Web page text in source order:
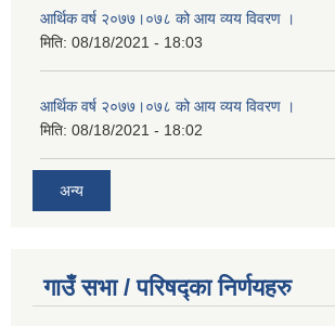
आर्थिक वर्ष २०७७।०७८ को आय व्यय विवरण ।
मिति: 08/18/2021 - 18:03
आर्थिक वर्ष २०७७।०७८ को आय व्यय विवरण ।
मिति: 08/18/2021 - 18:02
अन्य
गाउँ सभा / परिषद्का निर्णयहरु